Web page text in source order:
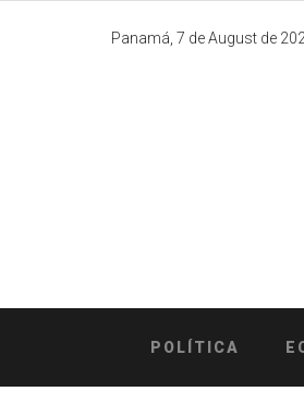
Panamá, 7 de August de
POLÍTICA